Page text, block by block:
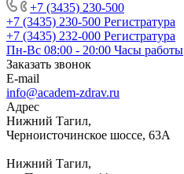
+7 (3435) 230-500
+7 (3435) 230-500 Регистратура
+7 (3435) 232-000 Регистратура
Пн-Вс 08:00 - 20:00 Часы работы
Заказать звонок
E-mail
info@academ-zdrav.ru
Адрес
Нижний Тагил,
Черноисточинское шоссе, 63А
Нижний Тагил,